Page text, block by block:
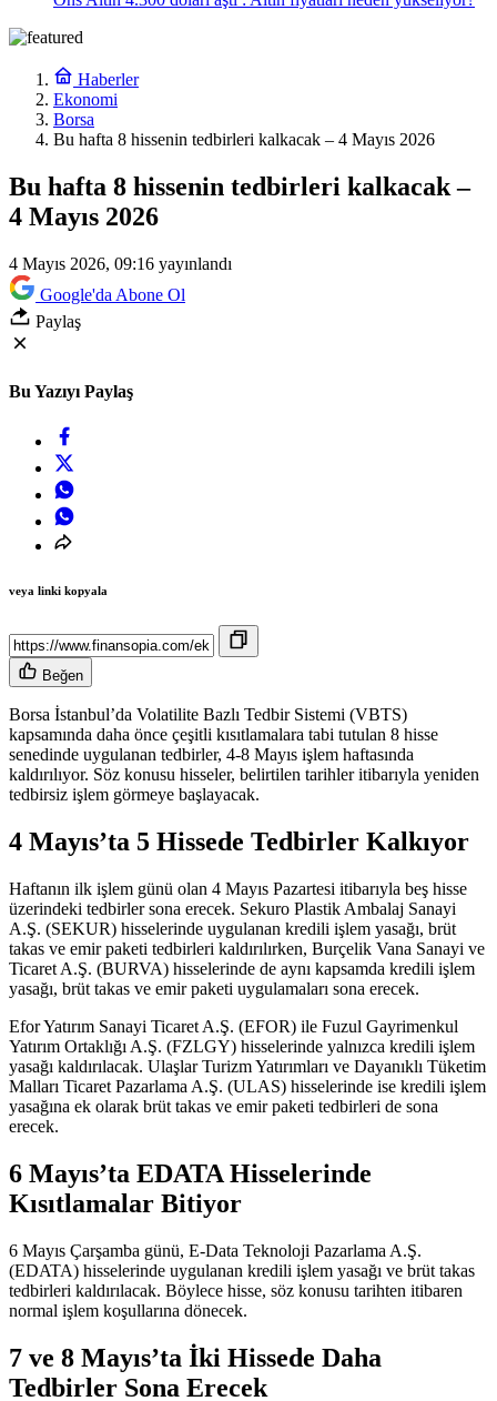
Haberler
Ekonomi
Borsa
Bu hafta 8 hissenin tedbirleri kalkacak – 4 Mayıs 2026
Bu hafta 8 hissenin tedbirleri kalkacak –
4 Mayıs 2026
4 Mayıs 2026, 09:16 yayınlandı
Google'da Abone Ol
Paylaş
Bu Yazıyı Paylaş
veya linki kopyala
Beğen
Borsa İstanbul’da Volatilite Bazlı Tedbir Sistemi (VBTS)
kapsamında daha önce çeşitli kısıtlamalara tabi tutulan 8 hisse
senedinde uygulanan tedbirler, 4-8 Mayıs işlem haftasında
kaldırılıyor. Söz konusu hisseler, belirtilen tarihler itibarıyla yeniden
tedbirsiz işlem görmeye başlayacak.
4 Mayıs’ta 5 Hissede Tedbirler Kalkıyor
Haftanın ilk işlem günü olan 4 Mayıs Pazartesi itibarıyla beş hisse
üzerindeki tedbirler sona erecek. Sekuro Plastik Ambalaj Sanayi
A.Ş. (SEKUR) hisselerinde uygulanan kredili işlem yasağı, brüt
takas ve emir paketi tedbirleri kaldırılırken, Burçelik Vana Sanayi ve
Ticaret A.Ş. (BURVA) hisselerinde de aynı kapsamda kredili işlem
yasağı, brüt takas ve emir paketi uygulamaları sona erecek.
Efor Yatırım Sanayi Ticaret A.Ş. (EFOR) ile Fuzul Gayrimenkul
Yatırım Ortaklığı A.Ş. (FZLGY) hisselerinde yalnızca kredili işlem
yasağı kaldırılacak. Ulaşlar Turizm Yatırımları ve Dayanıklı Tüketim
Malları Ticaret Pazarlama A.Ş. (ULAS) hisselerinde ise kredili işlem
yasağına ek olarak brüt takas ve emir paketi tedbirleri de sona
erecek.
6 Mayıs’ta EDATA Hisselerinde
Kısıtlamalar Bitiyor
6 Mayıs Çarşamba günü, E-Data Teknoloji Pazarlama A.Ş.
(EDATA) hisselerinde uygulanan kredili işlem yasağı ve brüt takas
tedbirleri kaldırılacak. Böylece hisse, söz konusu tarihten itibaren
normal işlem koşullarına dönecek.
7 ve 8 Mayıs’ta İki Hissede Daha
Tedbirler Sona Erecek